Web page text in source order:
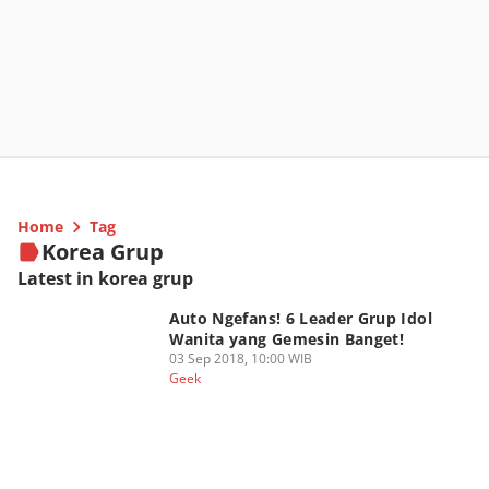
Home Tag
Korea Grup
Latest in korea grup
Auto Ngefans! 6 Leader Grup Idol
Wanita yang Gemesin Banget!
03 Sep 2018, 10:00 WIB
Geek